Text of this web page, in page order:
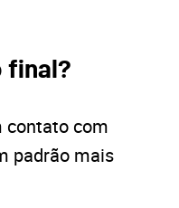
final?
contato com
padrão mais